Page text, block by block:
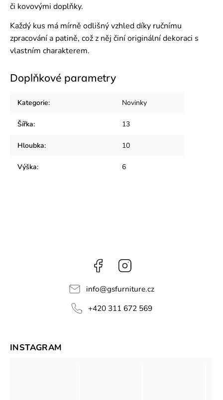
či kovovými doplňky.
Každý kus má mírně odlišný vzhled díky ručnímu
zpracování a patině, což z něj činí originální dekoraci s
vlastním charakterem.
Doplňkové parametry
Kategorie: Novinky
Šířka: 13
Hloubka: 10
Výška: 6
Facebook
info@gsfurniture.cz
+420 311 672 569
INSTAGRAM